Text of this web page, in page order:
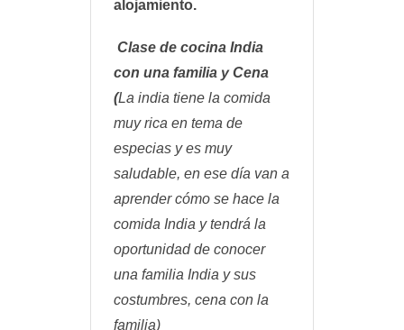
alojamiento.
Clase de cocina India
con una familia y Cena
(La india tiene la comida
muy rica en tema de
especias y es muy
saludable, en ese día van a
aprender cómo se hace la
comida India y tendrá la
oportunidad de conocer
una familia India y sus
costumbres, cena con la
familia)